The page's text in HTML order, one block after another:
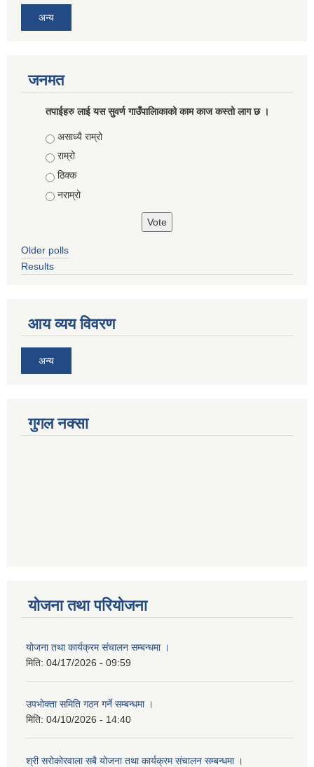
अन्य
जनमत
तपाईहरु लाई यस सुवर्ण गाउँपालिाकाको काम काज कस्तो लाग छ ।
Choices
असाध्यै राम्रो
राम्रो
ठिक्क
नराम्रो
Older polls
Results
आय व्यय विवरण
अन्य
गुगल नक्सा
योजना तथा परियोजना
योजना तथा कार्यक्रम संचालन सम्बन्धमा ।
मिति: 04/17/2026 - 09:59
उपभोक्ता समिति गठन गर्ने सम्बन्धमा ।
मिति: 04/10/2026 - 14:40
श्री सरोकाेरवाला सबै योजना तथा कार्यक्रम संचालन सम्बन्धमा ।